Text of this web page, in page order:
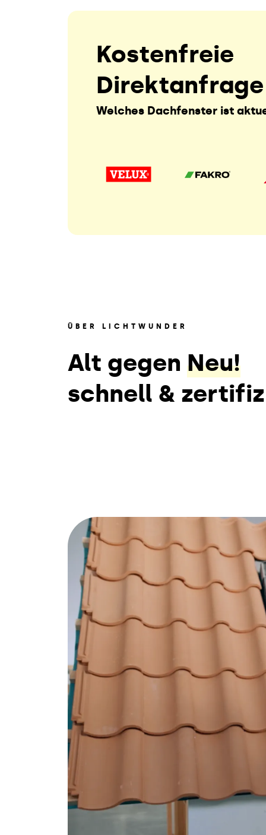
Kostenfreie
Direktanfrage
Welches Dachfenster ist
ÜBER LICHTWUNDER
Alt gegen Neu!
schnell &